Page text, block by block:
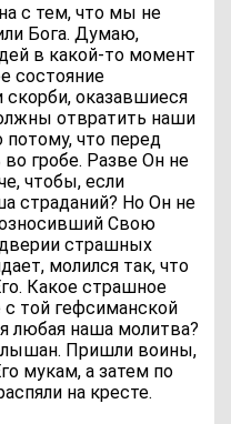
с тем, что мы не
Бога. Думаю,
в какой-то момент
состояние
скорби, оказавшиеся
отвратить наши
что перед
гробе. Разве Он не
чтобы, если
страданий? Но Он не
Свою
страшных
молился так, что
Какое страшное
той гефсиманской
любая наша молитва?
Пришли воины,
мукам, а затем по
на кресте.